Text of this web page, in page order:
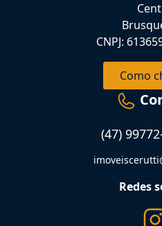
CNPJ:
Como
(47)
Redes